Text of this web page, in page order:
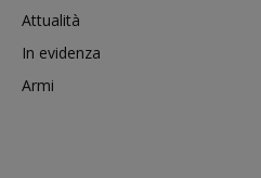
Attualità
In evidenza
Armi